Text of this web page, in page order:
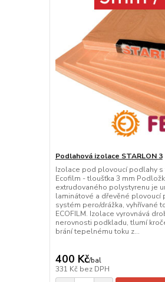
Podlahová izolace STARLON 3
Izolace pod plovoucí podlahy
Ecofilm - tloušťka 3 mm
extrudovaného polystyrenu je
laminátové a dřevěné plovoucí
systém pero/drážka, vyhřívané
ECOFILM. Izolace vyrovnává
nerovnosti podkladu, tlumí
brání tepelnému toku z...
400 Kč/bal
331 Kč bez DPH